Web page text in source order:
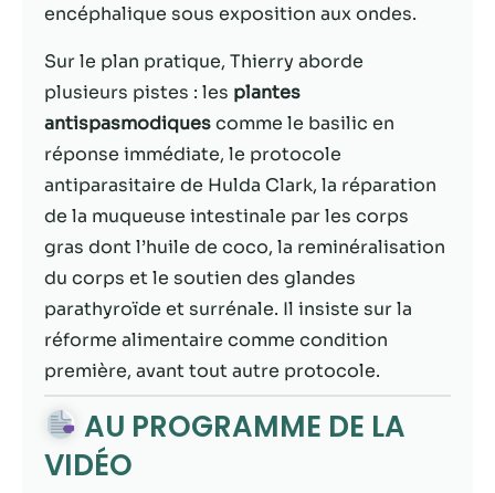
encéphalique sous exposition aux ondes.
Sur le plan pratique, Thierry aborde
plusieurs pistes : les plantes
antispasmodiquescomme le basilic en
réponse immédiate, le protocole
antiparasitaire de Hulda Clark, la réparation
de la muqueuse intestinale par les corps
gras dont l’huile de coco, la reminéralisation
du corps et le soutien des glandes
parathyroïde et surrénale. Il insiste sur la
réforme alimentaire comme condition
première, avant tout autre protocole.
AU PROGRAMME DE LA
VIDÉO
Marketing
En partageant
votre intérêt et
votre
comportement
lorsque vous
visitez notre
site, vous
augmentez les
chances de
voir du
contenu et des
offres
personnalisés.